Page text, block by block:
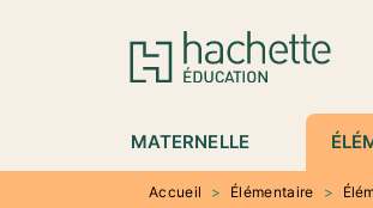
MENU RECHERCHE
MATERNELLE
Accueil > Élémentaire >